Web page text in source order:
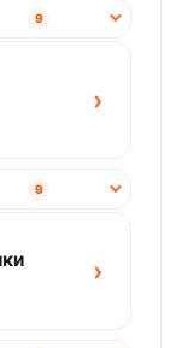
9
›
9
›